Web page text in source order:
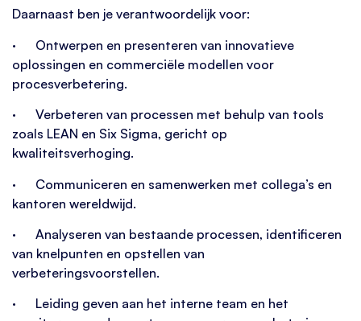
Daarnaast ben je verantwoordelijk voor:
· Ontwerpen en presenteren van innovatieve
oplossingen en commerciële modellen voor
procesverbetering.
· Verbeteren van processen met behulp van tools
zoals LEAN en Six Sigma, gericht op
kwaliteitsverhoging.
· Communiceren en samenwerken met collega’s en
kantoren wereldwijd.
· Analyseren van bestaande processen, identificeren
van knelpunten en opstellen van
verbeteringsvoorstellen.
· Leiding geven aan het interne team en het